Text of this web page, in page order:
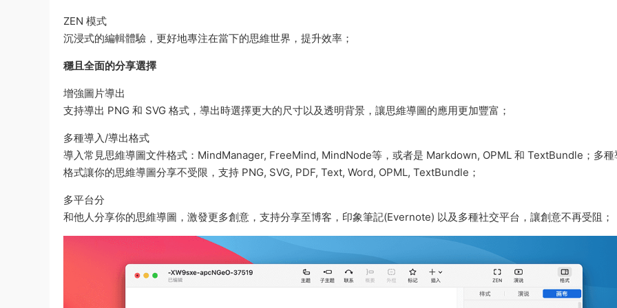
ZEN 模式
沉浸式的編輯體驗，更好地專注在當下的思維世界，提升效率；
穩且全面的分享選擇
增強圖片導出
支持導出 PNG 和 SVG 格式，導出時選擇更大的尺寸以及透明背景，讓思維導圖的應用更加豐富；
多種導入/導出格式
導入常見思維導圖文件格式：MindManager, FreeMind, MindNode等，或者是 Markdown, OPML 和 TextBundle；多種
格式讓你的思維導圖分享不受限，支持 PNG, SVG, PDF, Text, Word, OPML, TextBundle；
多平台分
和他人分享你的思維導圖，激發更多創意，支持分享至博客，印象筆記(Evernote) 以及多種社交平台，讓創意不再受阻；